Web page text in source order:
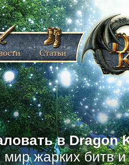
в Dragon
мир жарких битв
Статьи